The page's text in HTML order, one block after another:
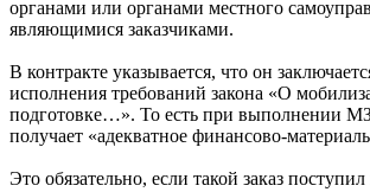
органами или органами местного
являющимися заказчиками.
В контракте указывается, что он
исполнения требований закона «О
подготовке…». То есть при выполнении
получает «адекватное финансово-
Это обязательно, если такой заказ